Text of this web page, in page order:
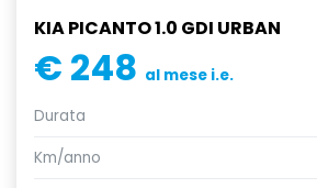
KIA PICANTO 1.0 GDI URBAN
€ 248 al mese i.e.
Durata
Km/anno